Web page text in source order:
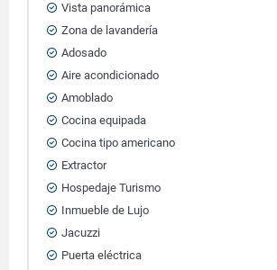
Vista panorámica
Zona de lavandería
Adosado
Aire acondicionado
Amoblado
Cocina equipada
Cocina tipo americano
Extractor
Hospedaje Turismo
Inmueble de Lujo
Jacuzzi
Puerta eléctrica